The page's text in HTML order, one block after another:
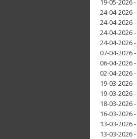
24-04-2026-
24-04-2026-
24-04-2026-
24-04-2026-
07-04-2026-
06-04-2026-
02-04-2026-
19-03-2026-
19-03-2026-
18-03-2026-
16-03-2026-
13-03-2026-
13-03-2026-